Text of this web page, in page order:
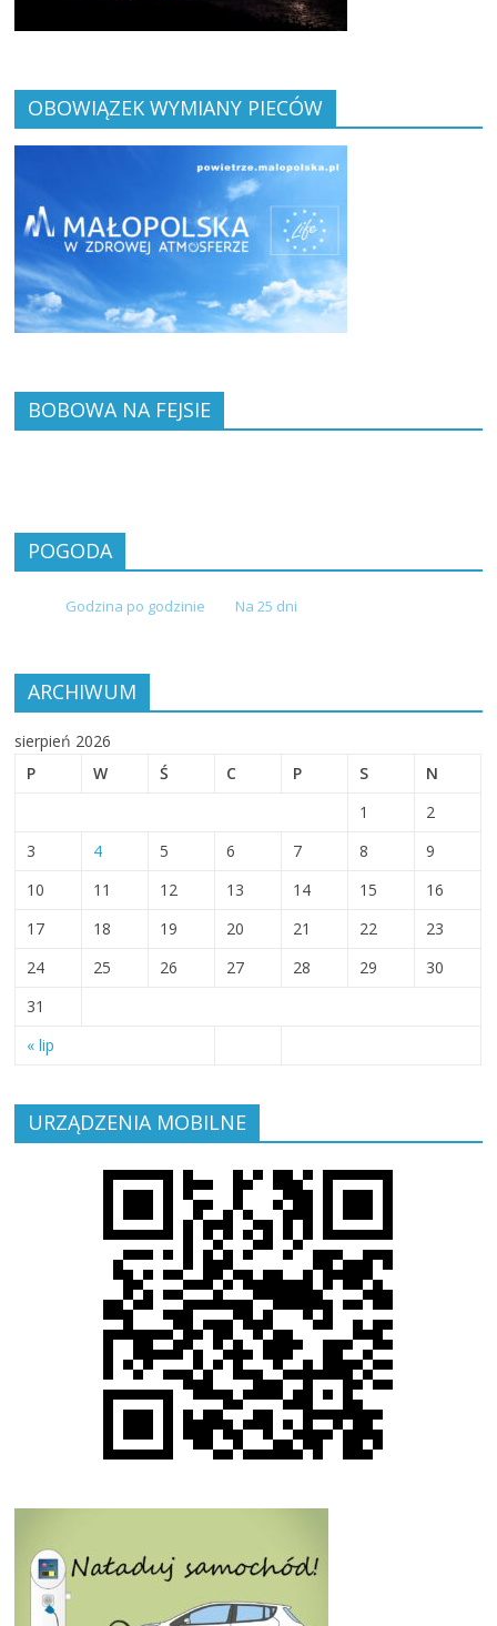
OBOWIĄZEK WYMIANY PIECÓW
BOBOWA NA FEJSIE
POGODA
Godzina po godzinie Na 25 dni
ARCHIWUM
sierpień 2026
P
W Ś C P S N
« lip
1
2
3
4 5 6 7 8
9
10
11 12 13 14 15
16
17
18 19 20 21 22
23
24
25 26 27 28 29
30
31
URZĄDZENIA MOBILNE